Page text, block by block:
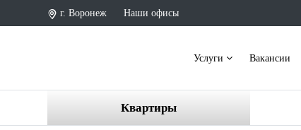
г. Воронеж Наши офисы
Услуги Вакансии
Квартиры